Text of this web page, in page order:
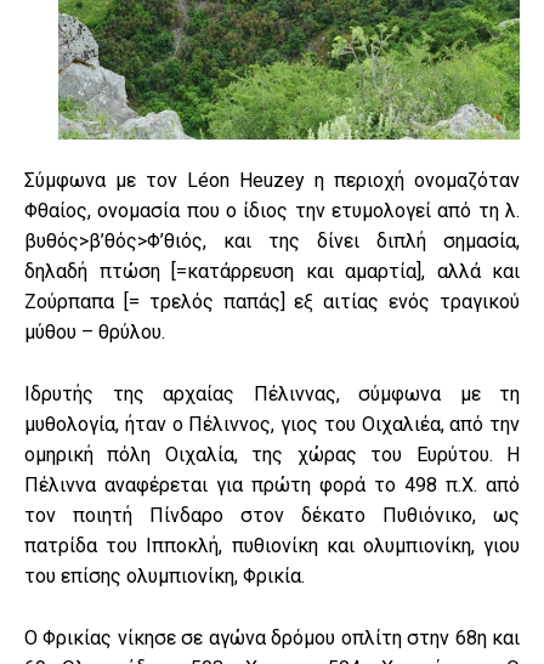
Σύμφωνα με τον Léon Heuzey η περιοχή ονομαζόταν
Φθαίος, ονομασία που ο ίδιος την ετυμολογεί από τη λ.
βυθός>β’θός>Φ’θιός, και της δίνει διπλή σημασία,
δηλαδή πτώση [=κατάρρευση και αμαρτία], αλλά και
Ζούρπαπα [= τρελός παπάς] εξ αιτίας ενός τραγικού
μύθου – θρύλου.
Ιδρυτής της αρχαίας Πέλιννας, σύμφωνα με τη
μυθολογία, ήταν ο Πέλιννος, γιος του Οιχαλιέα, από την
ομηρική πόλη Οιχαλία, της χώρας του Ευρύτου. Η
Πέλιννα αναφέρεται για πρώτη φορά το 498 π.Χ. από
τον ποιητή Πίνδαρο στον δέκατο Πυθιόνικο, ως
πατρίδα του Ιπποκλή, πυθιονίκη και ολυμπιονίκη, γιου
του επίσης ολυμπιονίκη, Φρικία.
Ο Φρικίας νίκησε σε αγώνα δρόμου οπλίτη στην 68η και